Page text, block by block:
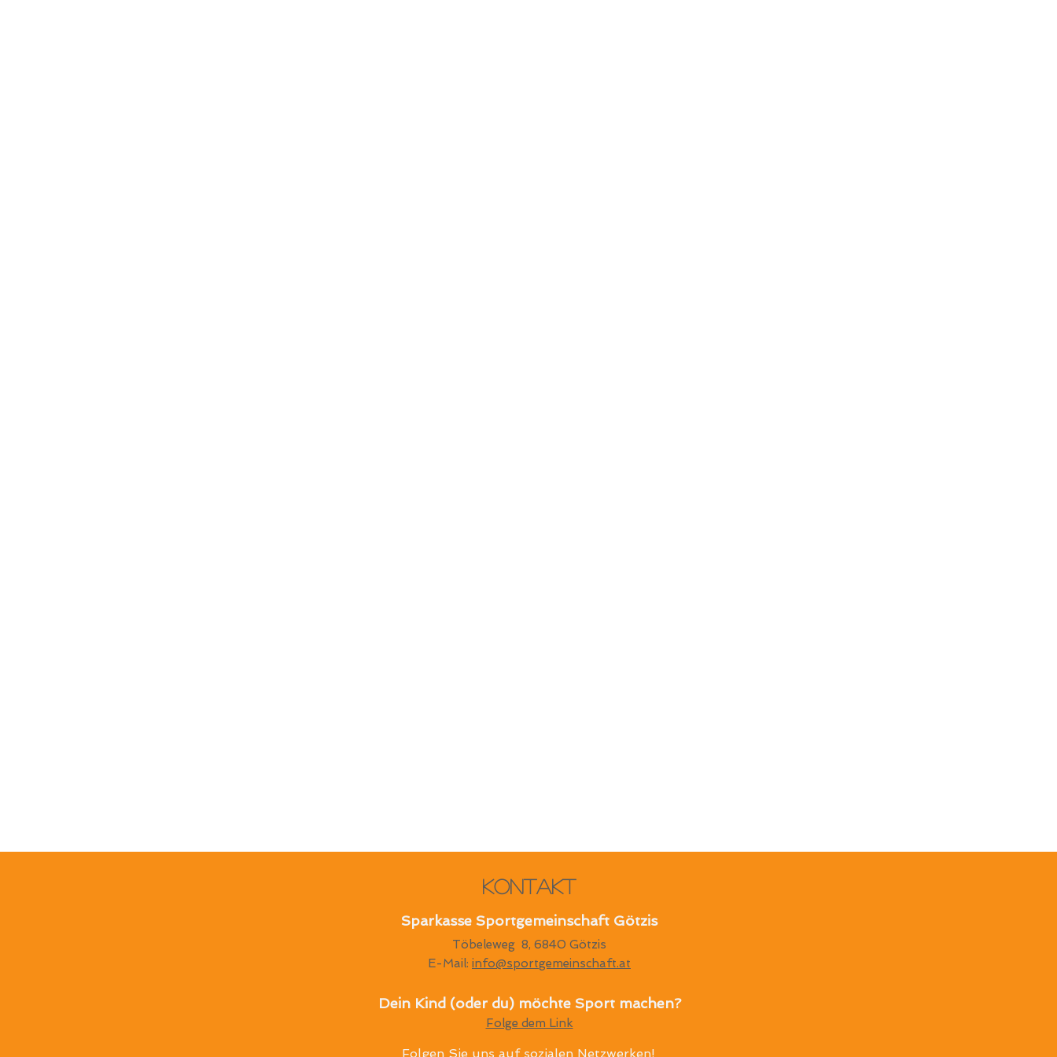
Kontakt
Sparkasse Sportgemeinschaft Götzis
Töbeleweg 8, 6840 Götzis
E-Mail: info@sportgemeinschaft.at
Dein Kind (oder du) möchte Sport machen?
Folge dem Link
Folgen Sie uns auf sozialen Netzwerken!